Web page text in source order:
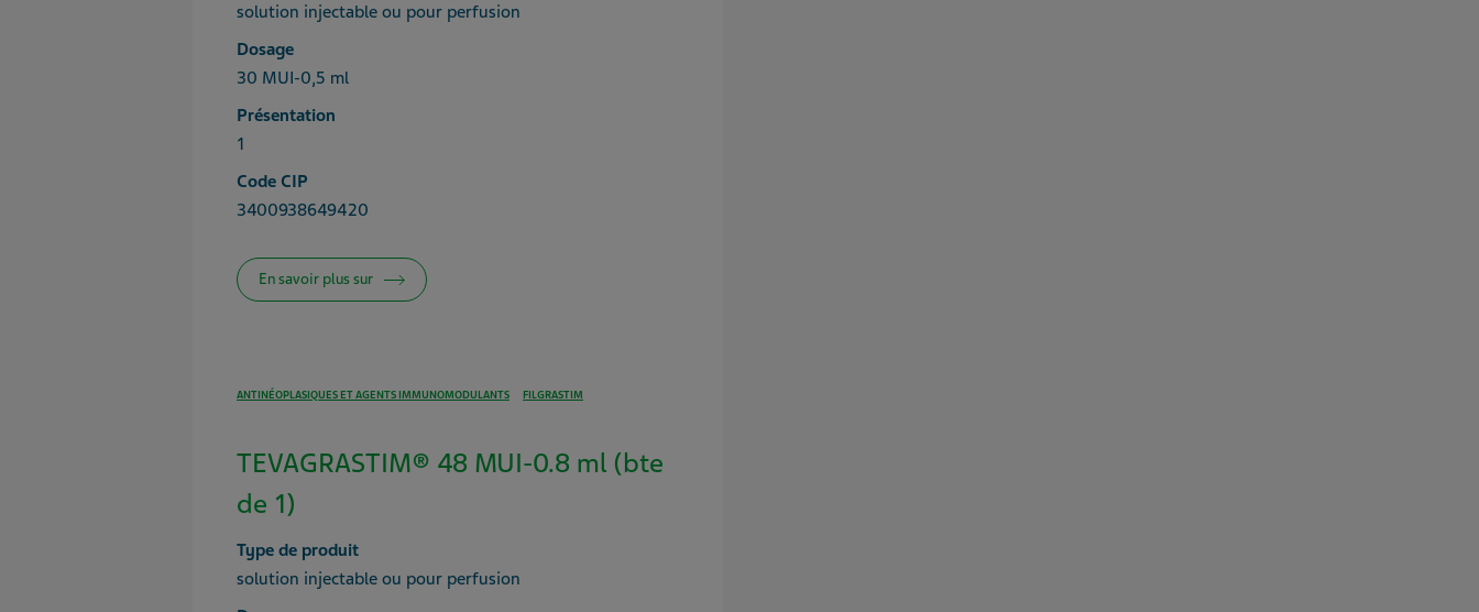
solution injectable ou pour perfusion
Dosage
30 MUI-0,5 ml
Présentation
1
Code CIP
3400938649420
En savoir plus sur
ANTINÉOPLASIQUES ET AGENTS IMMUNOMODULANTS FILGRASTIM
TEVAGRASTIM® 48 MUI-0.8 ml (bte
de 1)
Type de produit
solution injectable ou pour perfusion